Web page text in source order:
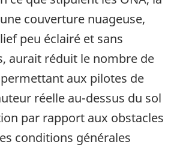
couverture nuageuse,
peu éclairé et sans
aurait réduit le nombre de
aux pilotes de
réelle au-dessus du sol
par rapport aux obstacles
conditions générales